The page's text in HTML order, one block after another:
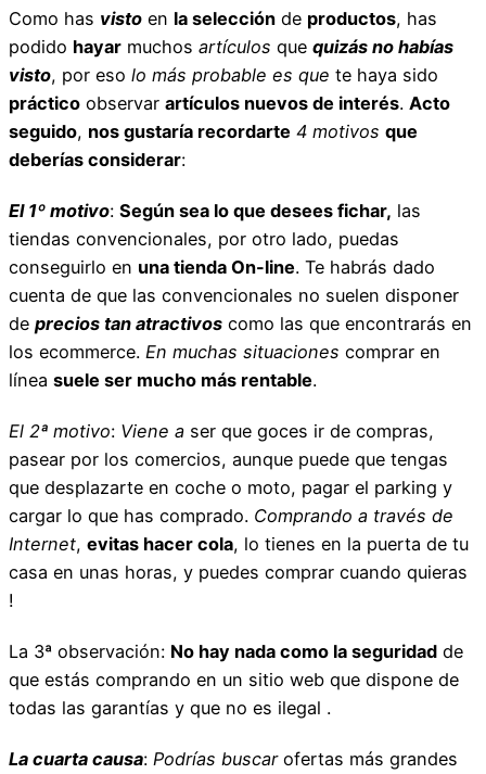
Como has visto en la selección de productos, has
podido hayar muchos artículos que quizás no habías
visto, por eso lo más probable es que te haya sido
práctico observar artículos nuevos de interés. Acto
seguido, nos gustaría recordarte 4 motivos que
deberías considerar:
El 1º motivo: Según sea lo que desees fichar, las
tiendas convencionales, por otro lado, puedas
conseguirlo en una tienda On-line. Te habrás dado
cuenta de que las convencionales no suelen disponer
de precios tan atractivos como las que encontrarás en
los ecommerce. En muchas situaciones comprar en
línea suele ser mucho más rentable.
El 2ª motivo: Viene a ser que goces ir de compras,
pasear por los comercios, aunque puede que tengas
que desplazarte en coche o moto, pagar el parking y
cargar lo que has comprado. Comprando a través de
Internet, evitas hacer cola, lo tienes en la puerta de tu
casa en unas horas, y puedes comprar cuando quieras
!
La 3ª observación: No hay nada como la seguridad de
que estás comprando en un sitio web que dispone de
todas las garantías y que no es ilegal .
La cuarta causa: Podrías buscarofertas más grandes